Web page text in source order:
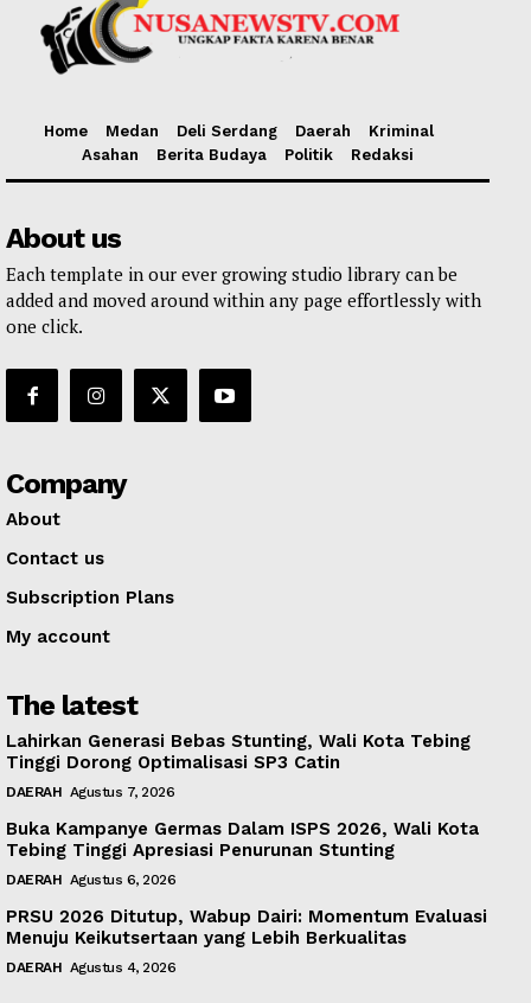
Home Medan Deli Serdang Daerah
Kriminal
Asahan
Berita Budaya Politik Redaksi
About us
Each template in our ever growing studio library can be
added and moved around within any page effortlessly with
one click.
Company
About
Contact us
Subscription Plans
My account
The latest
Lahirkan Generasi Bebas Stunting, Wali Kota Tebing
Tinggi Dorong Optimalisasi SP3 Catin
DAERAH Agustus 7, 2026
Buka Kampanye Germas Dalam ISPS 2026, Wali Kota
Tebing Tinggi Apresiasi Penurunan Stunting
DAERAH Agustus 6, 2026
PRSU 2026 Ditutup, Wabup Dairi: Momentum Evaluasi
Menuju Keikutsertaan yang Lebih Berkualitas
DAERAH Agustus 4, 2026